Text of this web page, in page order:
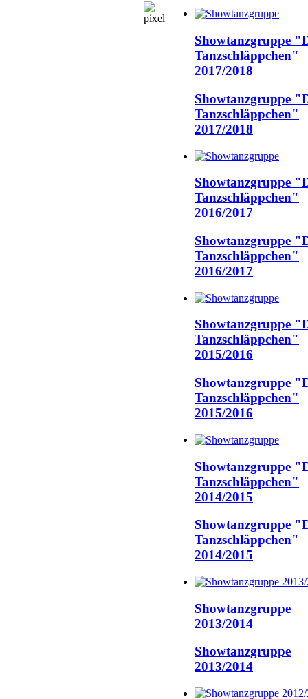
Showtanzgruppe
Tanzschläppchen"
2017/2018
Showtanzgruppe
Tanzschläppchen"
2017/2018
Showtanzgruppe
Tanzschläppchen"
2016/2017
Showtanzgruppe
Tanzschläppchen"
2016/2017
Showtanzgruppe
Tanzschläppchen"
2015/2016
Showtanzgruppe
Tanzschläppchen"
2015/2016
Showtanzgruppe
Tanzschläppchen"
2014/2015
Showtanzgruppe
Tanzschläppchen"
2014/2015
Showtanzgruppe
2013/2014
Showtanzgruppe
2013/2014